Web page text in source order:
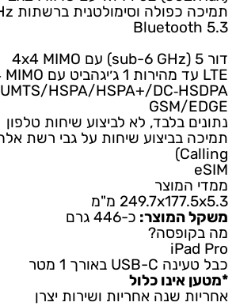
תמיכה כפולה וסימולטנית ברשתות 5GHz- ו2.4GHz
5.3 Bluetooth
דור 5 (sub-6 GHz) עם 4x4 MIMO
LTE עד מהירות 1 ג׳יגהביט עם 4x4 MIMO
UMTS/HSPA/HSPA+/DC‐HSDPA
GSM/EDGE
נתונים בלבד, לא לביצוע שיחות טלפון
Calling)
eSIM
ממדי המוצר
249.7x177.5x5.3 מ"מ
משקל המוצר: כ-446 גרם
מה בקופסה?
iPad Pro
כבל טעינה USB-C באורך 1 מטר
*מטען אינו כלול
אחריות שנה אחריות ושירות יצרן